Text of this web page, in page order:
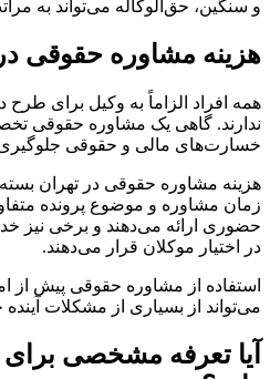
و سنگین، حق‌الوکاله می‌تواند به
هزینه مشاوره حقوقی
همه افراد الزاماً به وکیل برای طرح
ندارند. گاهی یک مشاوره حقوقی
خسارت‌های مالی و حقوقی جلوگیری
هزینه مشاوره حقوقی در تهران
زمان مشاوره و موضوع پرونده
حضوری ارائه می‌دهند و برخی نیز
در اختیار موکلان قرار می‌دهند.
استفاده از مشاوره حقوقی پیش از
می‌تواند از بسیاری از مشکلات
آیا تعرفه مشخصی برای